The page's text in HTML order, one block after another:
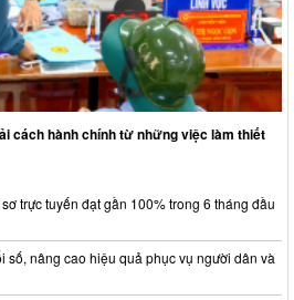
cách hành chính từ những việc làm thiết
trực tuyến đạt gần 100% trong 6 tháng đầu
số, nâng cao hiệu quả phục vụ người dân và